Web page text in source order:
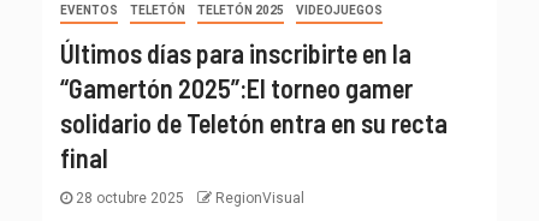
EVENTOS TELETÓN TELETÓN 2025 VIDEOJUEGOS
Últimos días para inscribirte en la
“Gamertón 2025”:El torneo gamer
solidario de Teletón entra en su recta
final
28 octubre 2025 RegionVisual